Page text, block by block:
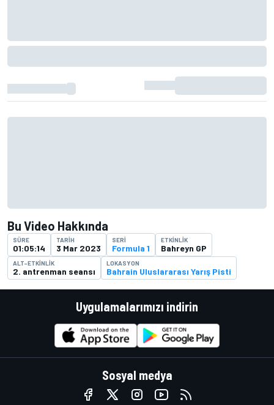
Bu Video Hakkında
SÜRE
01:05:14
TARIH
3 Mar 2023
SERI
Formula 1
ETKINLIK
Bahreyn GP
ALT-ETKINLIK
2. antrenman seansı
LOKASYON
Bahrain Uluslararası Yarış Pisti
Uygulamalarımızı indirin
Sosyal medya